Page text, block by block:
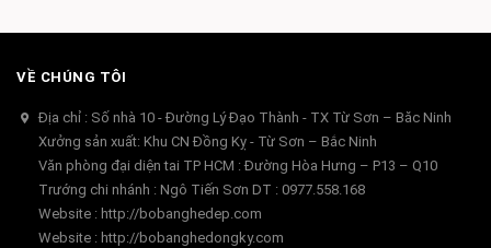
VỀ CHÚNG TÔI
Địa chỉ : Số nhà 10 - Đường Lý Đạo Thành - TX Từ Sơn – Băc Ninh
Xưởng sản xuất: Khu CN Đồng Kỵ - Từ Sơn – Bắc Ninh
Văn phòng đại diện tai TP HCM : Đường Hòa Hưng – P13 – Q10
Trướng chi nhánh : Ngô Tiến Sơn DT : 0977.558.168
Website : http://bobanghedep.com
Website : http://bobanghedongky.com